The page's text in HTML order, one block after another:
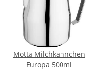
Motta Milchkännchen
Europa 500ml